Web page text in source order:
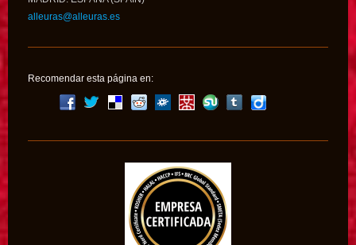
alleuras@alleuras.es
Recomendar esta página en: